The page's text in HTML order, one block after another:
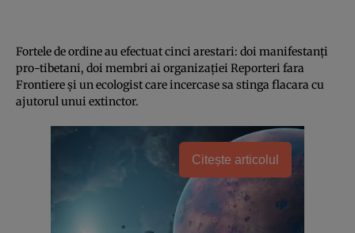
Fortele de ordine au efectuat cinci arestari: doi manifestanţi
pro-tibetani, doi membri ai organizaţiei Reporteri fara
Frontiere şi un ecologist care incercase sa stinga flacara cu
ajutorul unui extinctor.
Citește articolul